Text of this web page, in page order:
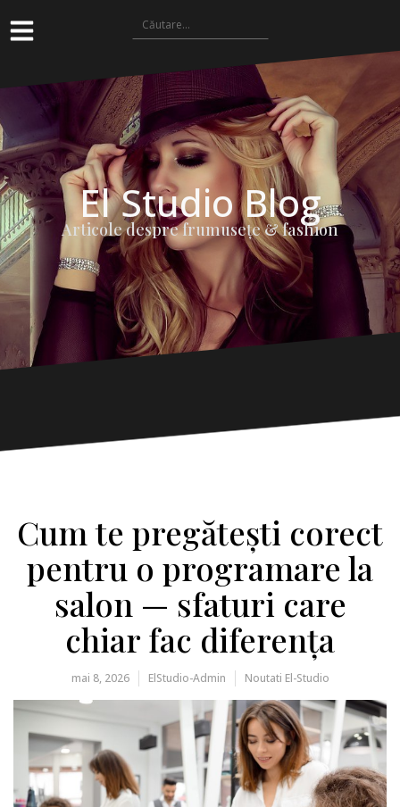
El Studio Blog
Articole despre frumuseţe & fashion
Cum te pregătești corect
pentru o programare la
salon — sfaturi care
chiar fac diferența
mai 8, 2026 ElStudio-Admin Noutati El-Studio